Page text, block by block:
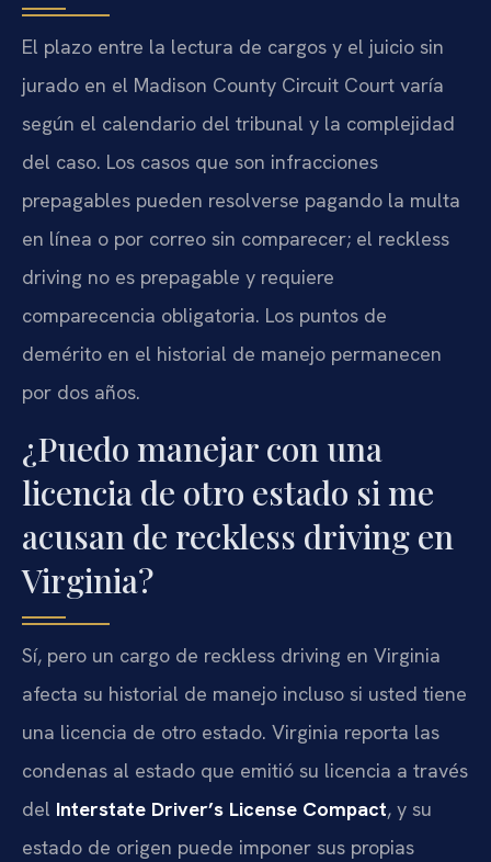
El plazo entre la lectura de cargos y el juicio sin
jurado en el Madison County Circuit Court varía
según el calendario del tribunal y la complejidad
del caso. Los casos que son infracciones
prepagables pueden resolverse pagando la multa
en línea o por correo sin comparecer; el reckless
driving no es prepagable y requiere
comparecencia obligatoria. Los puntos de
demérito en el historial de manejo permanecen
por dos años.
¿Puedo manejar con una
licencia de otro estado si me
acusan de reckless driving en
Virginia?
Sí, pero un cargo de reckless driving en Virginia
afecta su historial de manejo incluso si usted tiene
una licencia de otro estado. Virginia reporta las
condenas al estado que emitió su licencia a través
del Interstate Driver’s License Compact, y su
estado de origen puede imponer sus propias